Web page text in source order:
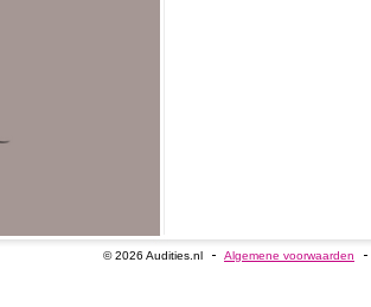
© 2026 Audities.nl Algemene voorwaarden